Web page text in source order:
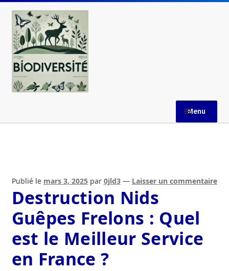
Aller
à
la
navigation
Aller
au
contenu
Menu
Aires Marines Protégées
Blog
Contact
Publié le mars 3, 2025 par 0jld3 — Laisser un commentaire
Destruction Nids
Guêpes Frelons : Quel
est le Meilleur Service
en France ?